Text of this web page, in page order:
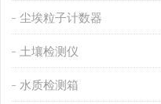
尘埃粒子计数器
土壤检测仪
水质检测箱